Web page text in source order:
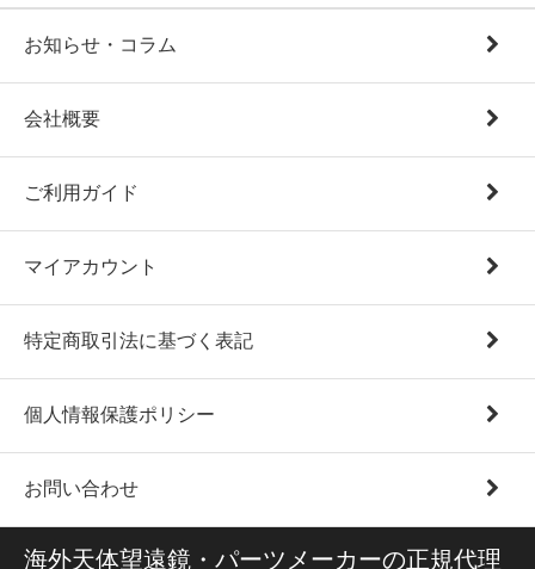
お知らせ・コラム
会社概要
ご利用ガイド
マイアカウント
特定商取引法に基づく表記
個人情報保護ポリシー
お問い合わせ
海外天体望遠鏡・パーツメーカーの正規代理